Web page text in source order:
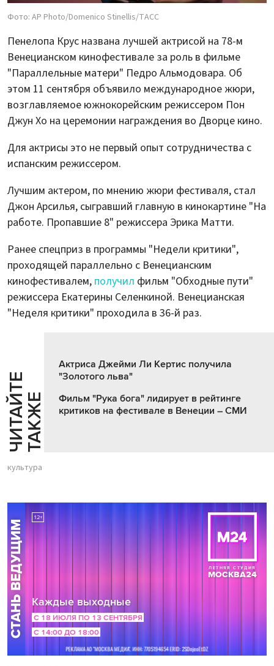
Фото: AP Photo/Domenico Stinellis/ТАСС
Пенелопа Крус названа лучшей актрисой на 78-м
Венецианском кинофестивале за роль в фильме
"Параллельные матери" Педро Альмодовара. Об
этом 11 сентября объявило международное жюри,
возглавляемое южнокорейским режиссером Пон
Джун Хо на церемонии награждения во Дворце кино.
Для актрисы это не первый опыт сотрудничества с
испанским режиссером.
Лучшим актером, по мнению жюри фестиваля, стал
Джон Арсилья, сыгравший главную в кинокартине "На
работе. Пропавшие 8" режиссера Эрика Матти.
Ранее спецприз в программы "Недели критики",
проходящей параллельно с Венецианским
кинофестивалем, получил фильм "Обходные пути"
режиссера Екатерины Селенкиной. Венецианская
"Неделя критики" проходила в 36-й раз.
Ч
И
Т
АЙ
Т
Е
Т
А
К
ЖЕ
Актриса Джейми Ли Кертис получила
"Золотого льва"
Фильм "Рука бога" лидирует в рейтинге
критиков на фестивале в Венеции – СМИ
культура